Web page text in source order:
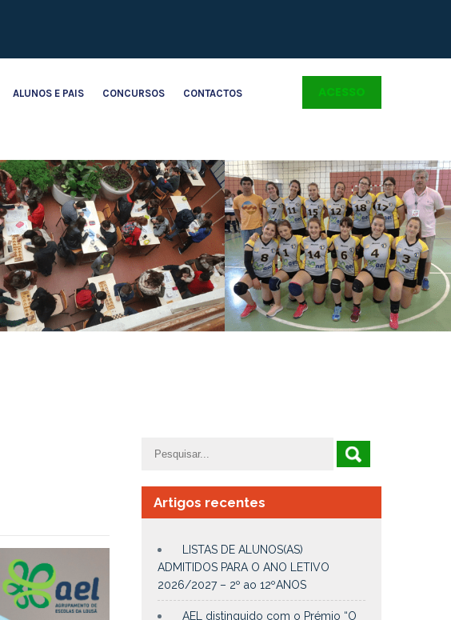
ALUNOS E PAIS CONCURSOS CONTACTOS ACESSO
Artigos recentes
LISTAS DE ALUNOS(AS)
ADMITIDOS PARA O ANO LETIVO
2026/2027 – 2º ao 12ºANOS
AEL distinguido com o Prémio “O